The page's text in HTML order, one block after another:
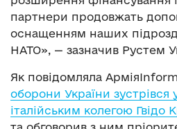
партнери продовжать
оснащенням наших
НАТО», — зазначив Рустем
Як повідомляла
оборони України зустрівся
італійським колегою Гвідо